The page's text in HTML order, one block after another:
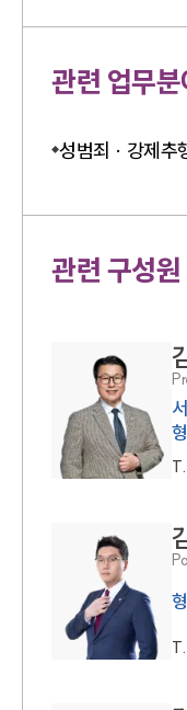
관련 업무
성범죄 · 강제추
관련 구성원